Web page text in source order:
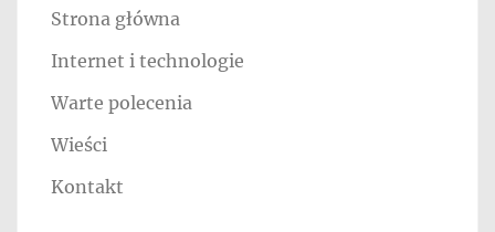
Strona główna
Internet i technologie
Warte polecenia
Wieści
Kontakt